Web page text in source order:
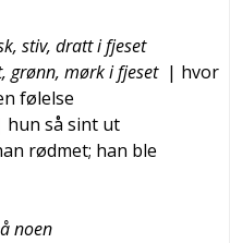
stiv, dratt i fjeset
grønn, mørk i fjeset | hvor
følelse
hun så sint ut
rødmet; han ble
noen